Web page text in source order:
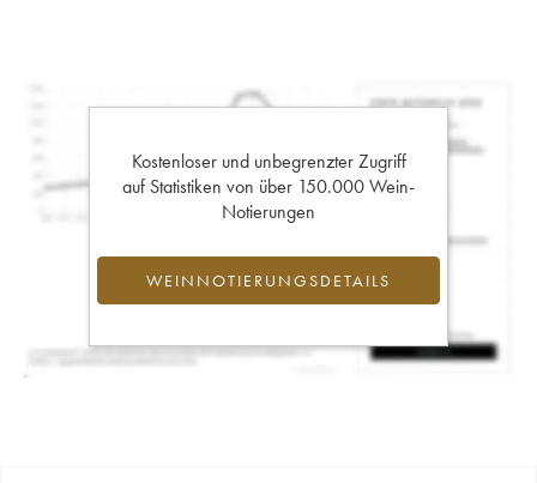
Kostenloser und unbegrenzter Zugriff
auf Statistiken von über 150.000 Wein-
Notierungen
WEINNOTIERUNGSDETAILS